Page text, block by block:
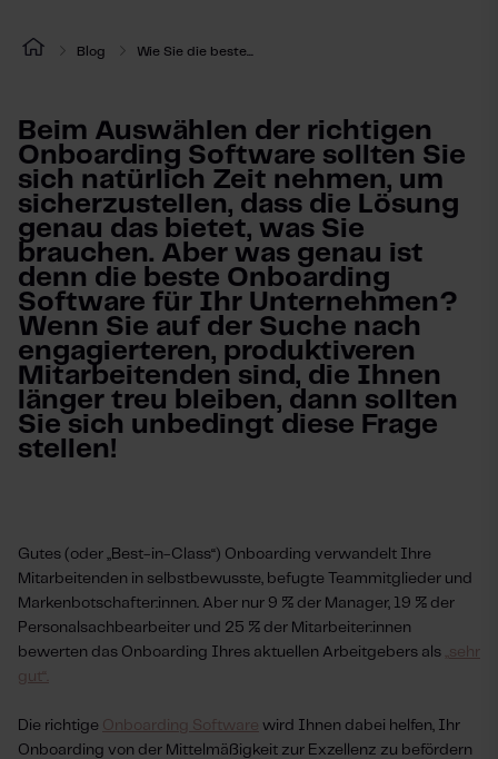
Blog Wie Sie die beste...
Beim Auswählen der richtigen
Onboarding Software sollten Sie
sich natürlich Zeit nehmen, um
sicherzustellen, dass die Lösung
genau das bietet, was Sie
brauchen. Aber was genau ist
denn die beste Onboarding
Software für Ihr Unternehmen?
Wenn Sie auf der Suche nach
engagierteren, produktiveren
Mitarbeitenden sind, die Ihnen
länger treu bleiben, dann sollten
Sie sich unbedingt diese Frage
stellen!
Gutes (oder „„Best-in-Class“) Onboarding verwandelt Ihre
Mitarbeitenden in selbstbewusste, befugte Teammitglieder und
Markenbotschafter:innen. Aber nur 9 % der Manager, 19 % der
Personalsachbearbeiter und 25 % der Mitarbeiter:innen
bewerten das Onboarding Ihres aktuellen Arbeitgebers als sehr
gut“.
Die richtige Onboarding Software wird Ihnen dabei helfen, Ihr
Onboarding von der Mittelmäßigkeit zur Exzellenz zu befördern